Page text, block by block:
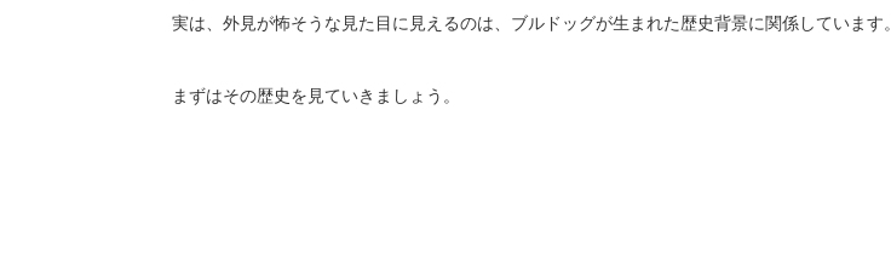
実は、外見が怖そうな見た目に見えるのは、ブルドッグが生まれた歴史背景に関係しています。
まずはその歴史を見ていきましょう。